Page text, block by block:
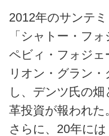
2012年のサンテ
「シャトー・フ
ペビィ・フォジェ
リオン・グラン
し、デンツ氏の
革投資が報われた
さらに、20年に